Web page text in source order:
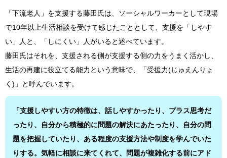
「下流老人」を支援する藤田氏は、ソーシャルワーカーとして現場
で10年以上生活相談を受けて感じたこととして、支援を「しやす
い」人と、「しにくい」人がいると述べています。
藤田氏はそれを、支援される側が支援する側の力をうまく活かし、
生活の再建に役立てる能力という意味で、「受援力(じゅえんりょ
く)」と呼んでいます。
「支援しやすい方の特徴は、話しやすかったり、プラス思考だ
ったり、自分から積極的に問題の解決にあたったり、自分の問
題を把握していたり、ある程度の支援方法や制度を学んでいた
りする。気軽に相談に来てくれて、問題が複雑化する前にアド